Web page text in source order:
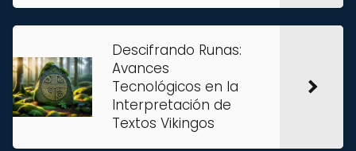
Descifrando Runas:
Avances
Tecnológicos en la
Interpretación de
Textos Vikingos